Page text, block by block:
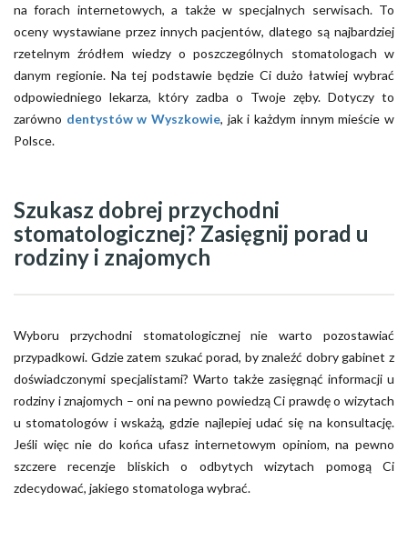
na forach internetowych, a także w specjalnych serwisach. To
oceny wystawiane przez innych pacjentów, dlatego są najbardziej
rzetelnym źródłem wiedzy o poszczególnych stomatologach w
danym regionie. Na tej podstawie będzie Ci dużo łatwiej wybrać
odpowiedniego lekarza, który zadba o Twoje zęby. Dotyczy to
zarówno dentystów w Wyszkowie, jak i każdym innym mieście w
Polsce.
Szukasz dobrej przychodni
stomatologicznej? Zasięgnij porad u
rodziny i znajomych
Wyboru przychodni stomatologicznej nie warto pozostawiać
przypadkowi. Gdzie zatem szukać porad, by znaleźć dobry gabinet z
doświadczonymi specjalistami? Warto także zasięgnąć informacji u
rodziny i znajomych – oni na pewno powiedzą Ci prawdę o wizytach
u stomatologów i wskażą, gdzie najlepiej udać się na konsultację.
Jeśli więc nie do końca ufasz internetowym opiniom, na pewno
szczere recenzje bliskich o odbytych wizytach pomogą Ci
zdecydować, jakiego stomatologa wybrać.